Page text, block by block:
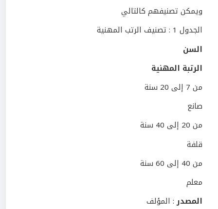
ويمكن تصنيفهم كالتالي
الجدول 1 : تصنيف الرتب المهنية
السن
الرتبة المهنية
من 7 إلى 20 سنة
صانع
من 20 إلى 40 سنة
قلفة
من 40 إلى 60 سنة
معلم
المصدر: المؤلف